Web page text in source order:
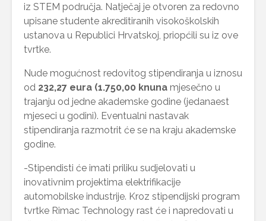
iz STEM područja. Natječaj je otvoren za redovno
upisane studente akreditiranih visokoškolskih
ustanova u Republici Hrvatskoj, priopćili su iz ove
tvrtke.
Nude mogućnost redovitog stipendiranja u iznosu
od 232,27 eura (1.750,00 knuna mjesečno u
trajanju od jedne akademske godine (jedanaest
mjeseci u godini). Eventualni nastavak
stipendiranja razmotrit će se na kraju akademske
godine.
-Stipendisti će imati priliku sudjelovati u
inovativnim projektima elektrifikacije
automobilske industrije. Kroz stipendijski program
tvrtke Rimac Technology rast će i napredovati u